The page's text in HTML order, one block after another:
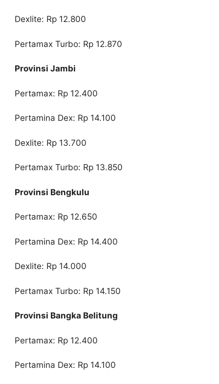
Dexlite: Rp 12.800
Pertamax Turbo: Rp 12.870
Provinsi Jambi
Pertamax: Rp 12.400
Pertamina Dex: Rp 14.100
Dexlite: Rp 13.700
Pertamax Turbo: Rp 13.850
Provinsi Bengkulu
Pertamax: Rp 12.650
Pertamina Dex: Rp 14.400
Dexlite: Rp 14.000
Pertamax Turbo: Rp 14.150
Provinsi Bangka Belitung
Pertamax: Rp 12.400
Pertamina Dex: Rp 14.100